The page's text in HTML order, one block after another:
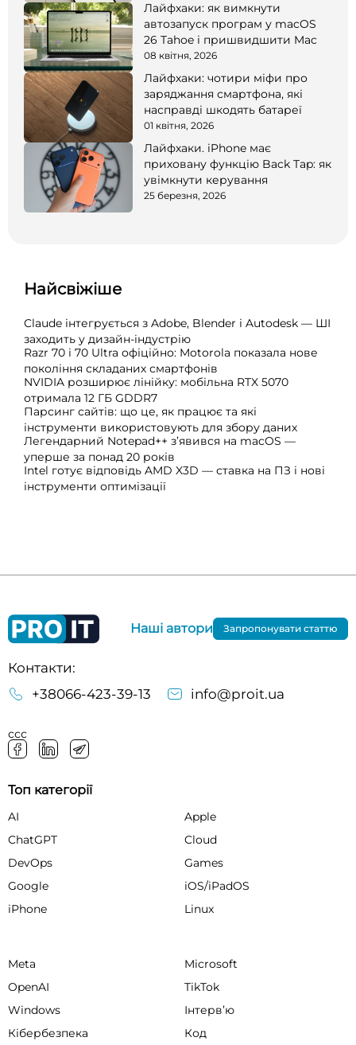
Лайфхаки: як вимкнути
автозапуск програм у macOS
26 Tahoe і пришвидшити Mac
08 квітня, 2026
Лайфхаки: чотири міфи про
заряджання смартфона, які
насправді шкодять батареї
01 квітня, 2026
Лайфхаки. iPhone має
приховану функцію Back Tap: як
увімкнути керування
25 березня, 2026
Найсвіжіше
Claude інтегрується з Adobe, Blender і Autodesk — ШІ
заходить у дизайн-індустрію
Razr 70 і 70 Ultra офіційно: Motorola показала нове
покоління складаних смартфонів
NVIDIA розширює лінійку: мобільна RTX 5070
отримала 12 ГБ GDDR7
Парсинг сайтів: що це, як працює та які
інструменти використовують для збору даних
Легендарний Notepad++ з’явився на macOS —
уперше за понад 20 років
Intel готує відповідь AMD X3D — ставка на ПЗ і нові
інструменти оптимізації
Контакти:
+38066-423-39-13
info@proit.ua
ссс
Наші автори Запропонувати статтю
Топ категорії
AI
Apple
ChatGPT
Cloud
DevOps
Games
Google
iOS/iPadOS
iPhone
Linux
Meta
Microsoft
OpenAI
TikTok
Windows
Інтервʼю
Кібербезпека
Код